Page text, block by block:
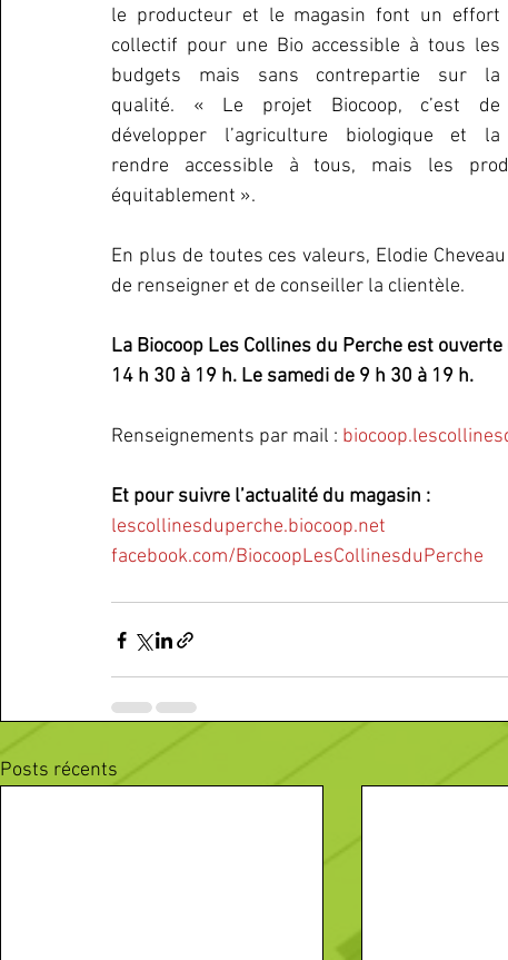
le producteur et le magasin font un effort
collectif pour une Bio accessible à tous les
budgets mais sans contrepartie sur la
qualité. « Le projet Biocoop, c’est de
développer l’agriculture biologique et la
rendre accessible à tous, mais les
équitablement ».
En plus de toutes ces valeurs, Elodie
de renseigner et de conseiller la clientèle.
La Biocoop Les Collines du Perche est
14 h 30 à 19 h. Le samedi de 9 h 30 à 19 h.
Renseignements par mail :
Et pour suivre l’actualité du magasin :
lescollinesduperche.biocoop.net
facebook.com/BiocoopLesCollinesduPerche
Posts récents